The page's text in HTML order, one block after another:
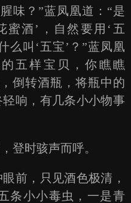
味？”蓝凤凰道：“是
蜜酒’，自然要用‘五
么叫‘五宝’？”蓝凤凰
五样宝贝，你瞧瞧
倒转酒瓶，将瓶中的
响，有几条小小物事
时骇声而呼。
，只见酒色极清，
条小小毒虫，一是青